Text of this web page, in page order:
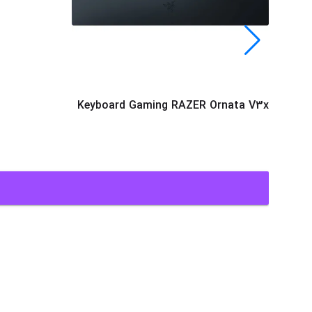
Keyboard Gaming RAZER Ornata V3x